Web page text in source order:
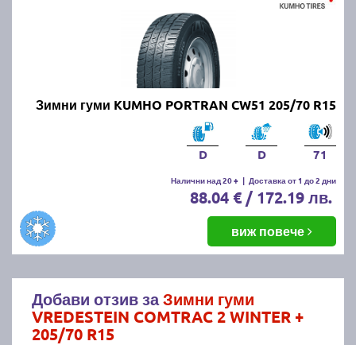
Зимни гуми KUMHO PORTRAN CW51 205/70 R15
D D 71
Налични над 20 + | Доставка от 1 до 2 дни
88.04 € / 172.19 лв.
виж повече
Добави отзив заЗимни гуми
VREDESTEIN COMTRAC 2 WINTER +
205/70 R15